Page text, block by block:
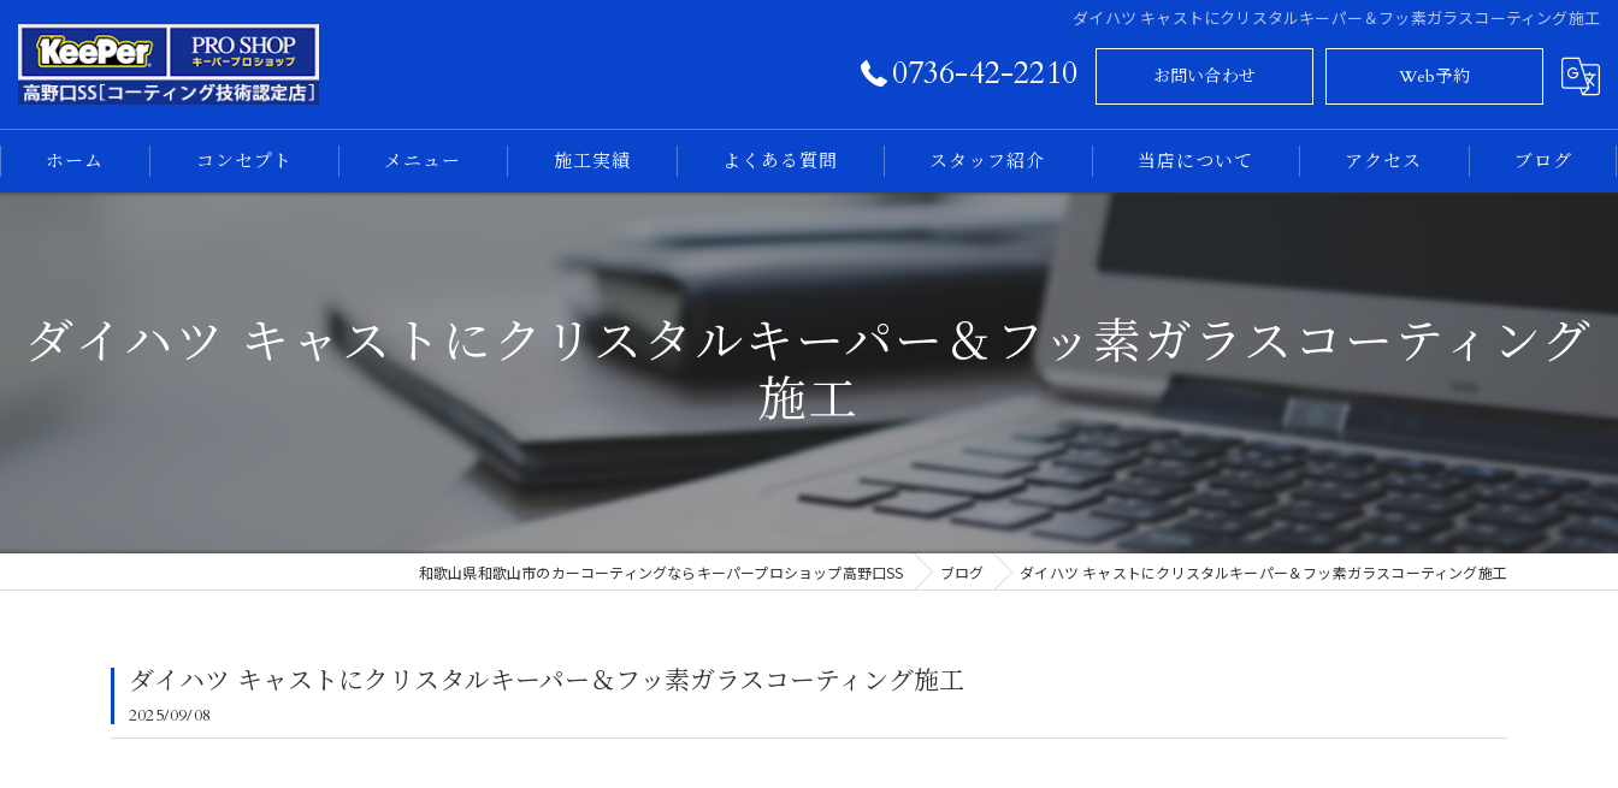
ダイハツ キャストにクリスタルキーパー＆フッ素ガラスコーティング施工
0736-42-2210 お問い合わせ Web予約
ホーム コンセプト メニュー
車内清掃
サイドメニュー
施工実績 よくある質問 スタッフ紹介 当店について
新車
中古車
専門店
アクセス ブログ
ダイハツ キャストにクリスタルキーパー＆フッ素ガラスコーティング
施工
和歌山県和歌山市のカーコーティングならキーパープロショップ高野口SS ブログ ダイハツ キャストにクリスタルキーパー＆フッ素ガラスコーティング施工
ダイハツ キャストにクリスタルキーパー＆フッ素ガラスコーティング施工
2025/09/08